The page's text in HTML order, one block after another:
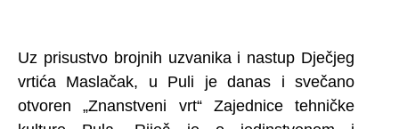
Uz prisustvo brojnih uzvanika i nastup Dječjeg
vrtića Maslačak, u Puli je danas i svečano
otvoren „Znanstveni vrt“ Zajednice tehničke